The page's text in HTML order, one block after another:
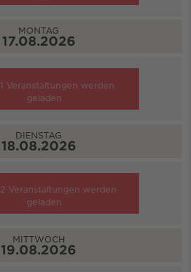
MONTAG
17.08.2026
1 Veranstaltungen werden
geladen
DIENSTAG
18.08.2026
2 Veranstaltungen werden
geladen
MITTWOCH
19.08.2026